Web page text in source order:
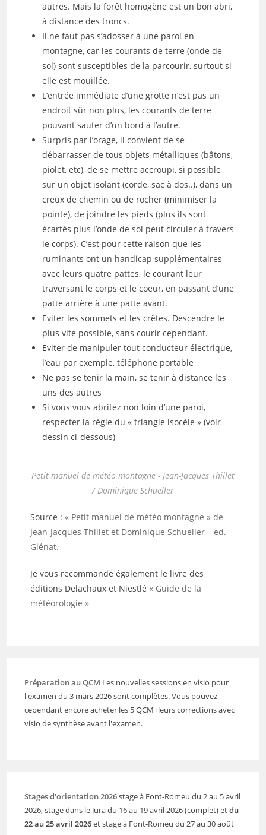
autres. Mais la forêt homogène est un bon abri,
à distance des troncs.
Il ne faut pas s’adosser à une paroi en
montagne, car les courants de terre (onde de
sol) sont susceptibles de la parcourir, surtout si
elle est mouillée.
L’entrée immédiate d’une grotte n’est pas un
endroit sûr non plus, les courants de terre
pouvant sauter d’un bord à l’autre.
Surpris par l’orage, il convient de se
débarrasser de tous objets métalliques (bâtons,
piolet, etc), de se mettre accroupi, si possible
sur un objet isolant (corde, sac à dos..), dans un
creux de chemin ou de rocher (minimiser la
pointe), de joindre les pieds (plus ils sont
écartés plus l’onde de sol peut circuler à travers
le corps). C’est pour cette raison que les
ruminants ont un handicap supplémentaires
avec leurs quatre pattes, le courant leur
traversant le corps et le coeur, en passant d’une
patte arrière à une patte avant.
Eviter les sommets et les crêtes. Descendre le
plus vite possible, sans courir cependant.
Eviter de manipuler tout conducteur électrique,
l’eau par exemple, téléphone portable
Ne pas se tenir la main, se tenir à distance les
uns des autres
Si vous vous abritez non loin d’une paroi,
respecter la règle du « triangle isocèle » (voir
dessin ci-dessous)
Petit manuel de météo montagne - Jean-Jacques Thillet
/ Dominique Schueller
Source :« Petit manuel de météo montagne » de
Jean-Jacques Thillet et Dominique Schueller – ed.
Glénat.
Je vous recommande également le livre des
éditions Delachaux et Niestlé« Guide de la
météorologie »
Préparation au QCM Les nouvelles sessions en visio pour
l'examen du 3 mars 2026 sont complètes. Vous pouvez
cependant encore acheter les 5 QCM+leurs corrections avec
visio de synthèse avant l'examen.
Stages d'orientation 2026stage à Font-Romeu du 2 au 5 avril
2026, stage dans le Jura du 16 au 19 avril 2026 (complet) etdu
22 au 25 avril 2026et stage à Font-Romeu du 27 au 30 août